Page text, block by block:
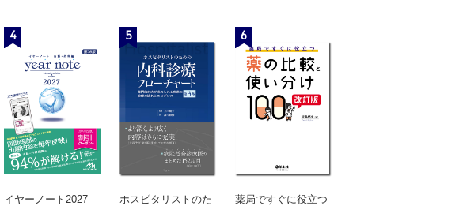
4
イヤーノート2027
5
ホスピタリストのた
6
薬局ですぐに役立つ